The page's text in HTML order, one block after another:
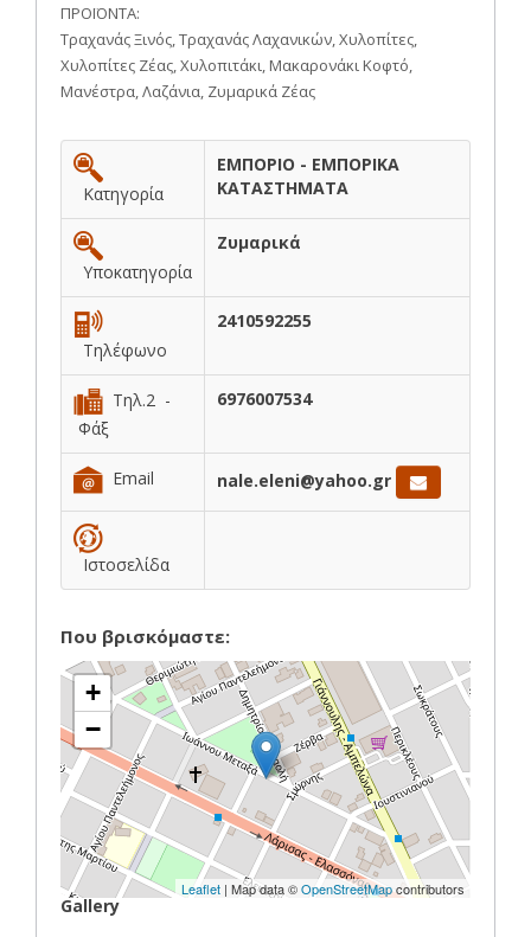
ΠΡΟΪΟΝΤΑ:
Τραχανάς Ξινός, Τραχανάς Λαχανικών, Χυλοπίτες,
Χυλοπίτες Ζέας, Χυλοπιτάκι, Μακαρονάκι Κοφτό,
Μανέστρα, Λαζάνια, Ζυμαρικά Ζέας
Κατηγορία
ΕΜΠΟΡΙΟ - ΕΜΠΟΡΙΚΑ
ΚΑΤΑΣΤΗΜΑΤΑ
Υποκατηγορία
Ζυμαρικά
Τηλέφωνο
2410592255
Τηλ.2 -
Φάξ
6976007534
Email nale.eleni@yahoo.gr
Ιστοσελίδα
Που βρισκόμαστε:
+
−
Leaflet | Map data ©OpenStreetMapcontributors
Gallery